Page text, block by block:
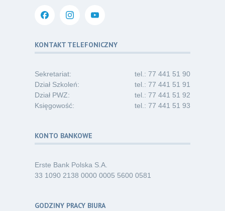
06.26
i absolwentów pielęgniarstwa
Kategoria:Komunikaty
KONTAKT TELEFONICZNY
Sekretariat:
tel.: 77 441 51 90
Dział Szkoleń:
tel.: 77 441 51 91
Dział PWZ:
tel.: 77 441 51 92
Księgowość:
tel.: 77 441 51 93
KONTO BANKOWE
Erste Bank Polska S.A.
33 1090 2138 0000 0005 5600 0581
GODZINY PRACY BIURA